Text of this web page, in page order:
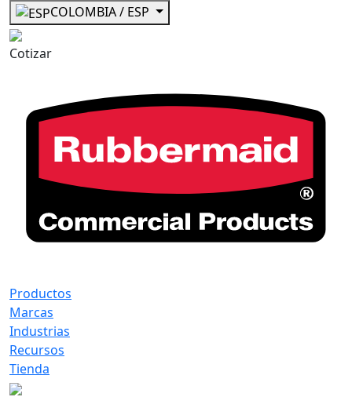
COLOMBIA / ESP
Cotizar
Productos
Marcas
Industrias
Recursos
Tienda